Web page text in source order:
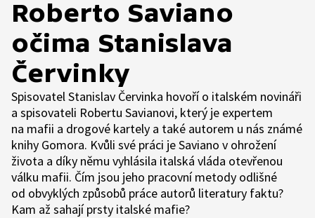
Roberto Saviano
očima Stanislava
Červinky
Spisovatel Stanislav Červinka hovoří o italském novináři
a spisovateli Robertu Savianovi, který je expertem
na mafii a drogové kartely a také autorem u nás známé
knihy Gomora. Kvůli své práci je Saviano v ohrožení
života a díky němu vyhlásila italská vláda otevřenou
válku mafii. Čím jsou jeho pracovní metody odlišné
od obvyklých způsobů práce autorů literatury faktu?
Kam až sahají prsty italské mafie?